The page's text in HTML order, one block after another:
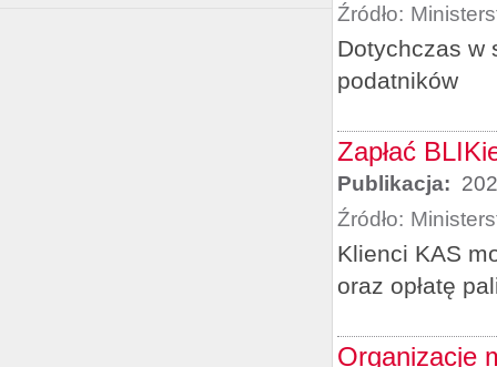
Źródło:
Dotychczas w
podatników
Zapłać
Publikacja:
Źródło:
Klienci KAS
oraz opłatę
Organizacje